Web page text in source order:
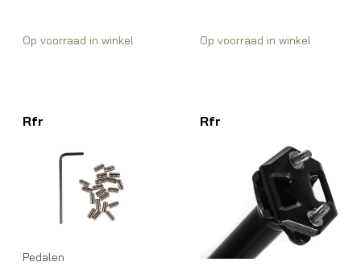
Op voorraad in winkel Op voorraad in winkel
Rfr
Pedalen
Rfr